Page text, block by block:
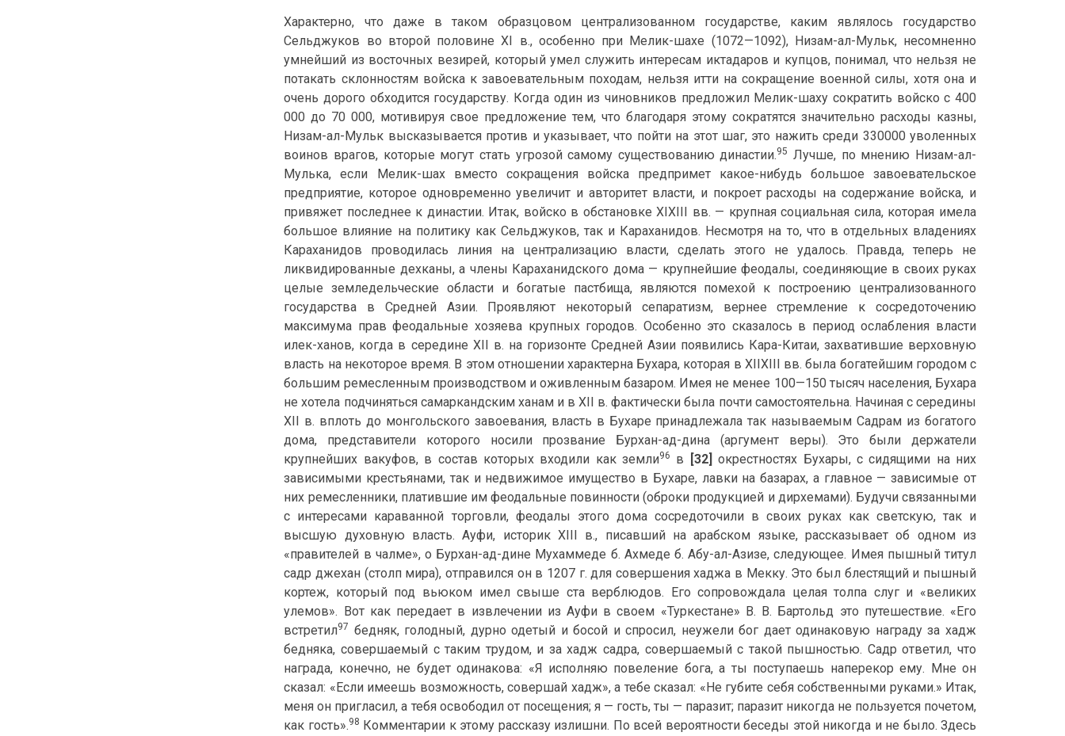
Характерно, что даже в таком образцовом централизованном государстве, каким являлось государство
Сельджуков во второй половине XI в., особенно при Мелик-шахе (1072—1092), Низам-ал-Мульк, несомненно
умнейший из восточных везирей, который умел служить интересам иктадаров и купцов, понимал, что нельзя не
потакать склонностям войска к завоевательным походам, нельзя итти на сокращение военной силы, хотя она и
очень дорого обходится государству. Когда один из чиновников предложил Мелик-шаху сократить войско с 400
000 до 70 000, мотивируя свое предложение тем, что благодаря этому сократятся значительно расходы казны,
Низам-ал-Мульк высказывается против и указывает, что пойти на этот шаг, это нажить среди 330000 уволенных
воинов врагов, которые могут стать угрозой самому существованию династии.95 Лучше, по мнению Низам-ал-
Мулька, если Мелик-шах вместо сокращения войска предпримет какое-нибудь большое завоевательское
предприятие, которое одновременно увеличит и авторитет власти, и покроет расходы на содержание войска, и
привяжет последнее к династии. Итак, войско в обстановке XIXIII вв. — крупная социальная сила, которая имела
большое влияние на политику как Сельджуков, так и Караханидов. Несмотря на то, что в отдельных владениях
Караханидов проводилась линия на централизацию власти, сделать этого не удалось. Правда, теперь не
ликвидированные дехканы, а члены Караханидского дома — крупнейшие феодалы, соединяющие в своих руках
целые земледельческие области и богатые пастбища, являются помехой к построению централизованного
государства в Средней Азии. Проявляют некоторый сепаратизм, вернее стремление к сосредоточению
максимума прав феодальные хозяева крупных городов. Особенно это сказалось в период ослабления власти
илек-ханов, когда в середине XII в. на горизонте Средней Азии появились Кара-Китаи, захватившие верховную
власть на некоторое время. В этом отношении характерна Бухара, которая в XIIXIII вв. была богатейшим городом с
большим ремесленным производством и оживленным базаром. Имея не менее 100—150 тысяч населения, Бухара
не хотела подчиняться самаркандским ханам и в XII в. фактически была почти самостоятельна. Начиная с середины
XII в. вплоть до монгольского завоевания, власть в Бухаре принадлежала так называемым Садрам из богатого
дома, представители которого носили прозвание Бурхан-ад-дина (аргумент веры). Это были держатели
крупнейших вакуфов, в состав которых входили как земли96 в [32]
окрестностях Бухары, с сидящими на них
зависимыми крестьянами, так и недвижимое имущество в Бухаре, лавки на базарах, а главное — зависимые от
них ремесленники, платившие им феодальные повинности (оброки продукцией и дирхемами). Будучи связанными
с интересами караванной торговли, феодалы этого дома сосредоточили в своих руках как светскую, так и
высшую духовную власть. Ауфи, историк XIII в., писавший на арабском языке, рассказывает об одном из
«правителей в чалме», о Бурхан-ад-дине Мухаммеде б. Ахмеде б. Абу-ал-Азизе, следующее. Имея пышный титул
садр джехан (столп мира), отправился он в 1207 г. для совершения хаджа в Мекку. Это был блестящий и пышный
кортеж, который под вьюком имел свыше ста верблюдов. Его сопровождала целая толпа слуг и «великих
улемов». Вот как передает в извлечении из Ауфи в своем «Туркестане» В. В. Бартольд это путешествие. «Его
встретил97 бедняк, голодный, дурно одетый и босой и спросил, неужели бог дает одинаковую награду за хадж
бедняка, совершаемый с таким трудом, и за хадж садра, совершаемый с такой пышностью. Садр ответил, что
награда, конечно, не будет одинакова: «Я исполняю повеление бога, а ты поступаешь наперекор ему. Мне он
сказал: «Если имеешь возможность, совершай хадж», а тебе сказал: «Не губите себя собственными руками.» Итак,
меня он пригласил, а тебя освободил от посещения; я — гость, ты — паразит; паразит никогда не пользуется почетом,
как гость».98 Комментарии к этому рассказу излишни. По всей вероятности беседы этой никогда и не было. Здесь